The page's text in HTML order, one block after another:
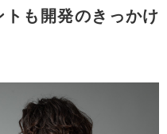
も開発のきっかけ